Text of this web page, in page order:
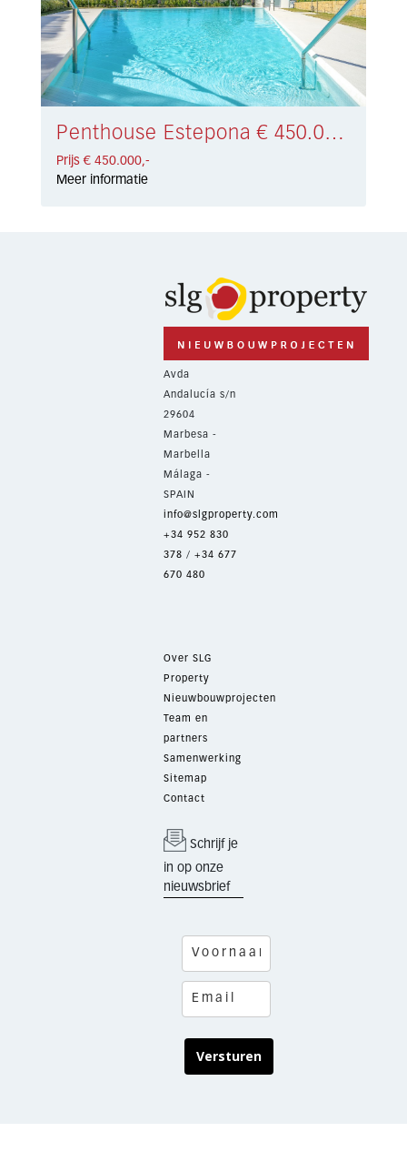
Penthouse Estepona € 450.000,-
Prijs € 450.000,-
Meer informatie
Avda
Andalucía s/n
29604
Marbesa -
Marbella
Málaga -
SPAIN
info@slgproperty.com
+34 952 830
378 / +34 677
670 480
Over SLG
Property
Nieuwbouwprojecten
Team en
partners
Samenwerking
Sitemap
Contact
Schrijf je
in op onze
nieuwsbrief
Versturen